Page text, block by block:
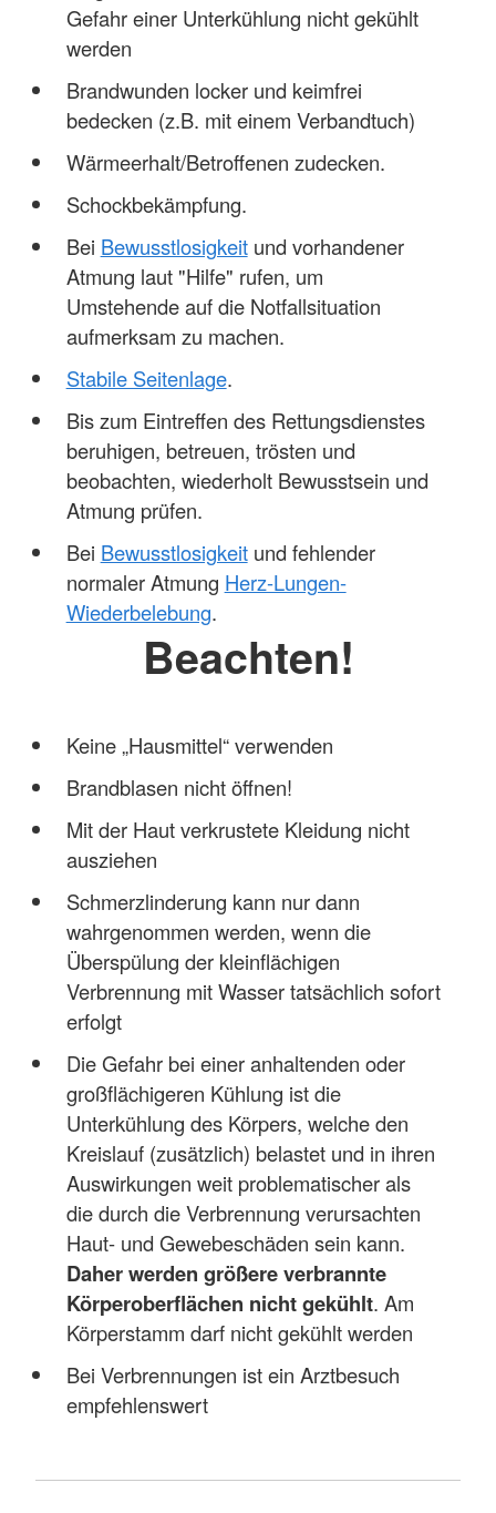
Gefahr einer Unterkühlung nicht gekühlt
werden
Brandwunden locker und keimfrei
bedecken (z.B. mit einem Verbandtuch)
Wärmeerhalt/Betroffenen zudecken.
Schockbekämpfung.
Bei Bewusstlosigkeitund vorhandener
Atmung laut "Hilfe" rufen, um
Umstehende auf die Notfallsituation
aufmerksam zu machen.
Stabile Seitenlage.
Bis zum Eintreffen des Rettungsdienstes
beruhigen, betreuen, trösten und
beobachten, wiederholt Bewusstsein und
Atmung prüfen.
Bei Bewusstlosigkeitund fehlender
normaler Atmung Herz-Lungen-
Wiederbelebung.
Beachten!
Keine „Hausmittel“ verwenden
Brandblasen nicht öffnen!
Mit der Haut verkrustete Kleidung nicht
ausziehen
Schmerzlinderung kann nur dann
wahrgenommen werden, wenn die
Überspülung der kleinflächigen
Verbrennung mit Wasser tatsächlich sofort
erfolgt
Die Gefahr bei einer anhaltenden oder
großflächigeren Kühlung ist die
Unterkühlung des Körpers, welche den
Kreislauf (zusätzlich) belastet und in ihren
Auswirkungen weit problematischer als
die durch die Verbrennung verursachten
Haut- und Gewebeschäden sein kann.
Daher werden größere verbrannte
Körperoberflächen nicht gekühlt. Am
Körperstamm darf nicht gekühlt werden
Bei Verbrennungen ist ein Arztbesuch
empfehlenswert